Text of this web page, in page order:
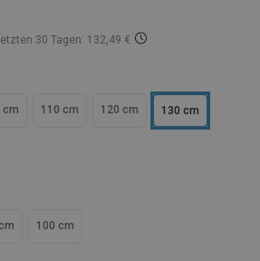
30 Tagen: 132,49 €
cm 110 cm 120 cm 130 cm
100 cm